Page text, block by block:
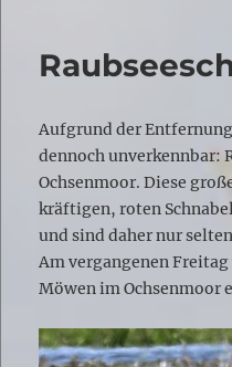
Aufgrund der
dennoch unverkennbar:
Ochsenmoor. Diese
kräftigen, roten
und sind daher nur
Am vergangenen
Möwen im Ochsenmoor